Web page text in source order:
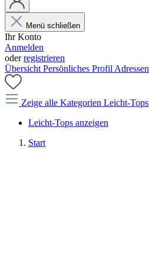
Menü schließen
Ihr Konto
Anmelden
oderregistrieren
Übersicht Persönliches Profil Adressen
Zeige alle Kategorien Leicht-Tops
Leicht-Tops anzeigen
Start